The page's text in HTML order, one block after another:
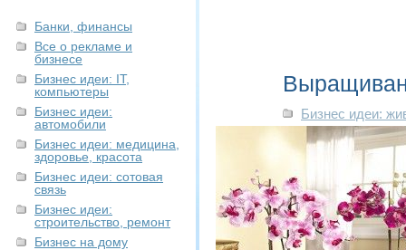
Банки, финансы
Все о рекламе и
бизнесе
Бизнес идеи: IT,
компьютеры
Бизнес идеи:
автомобили
Бизнес идеи: медицина,
здоровье, красота
Бизнес идеи: сотовая
связь
Бизнес идеи:
строительство, ремонт
Бизнес на дому
Бизнес идеи: